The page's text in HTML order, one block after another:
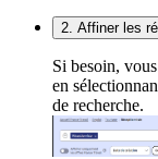
2. Affiner les
Si besoin,
en
de recherche.